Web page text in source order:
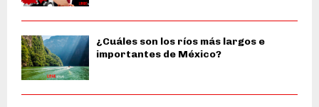
¿Cuáles son los ríos más largos e
importantes de México?